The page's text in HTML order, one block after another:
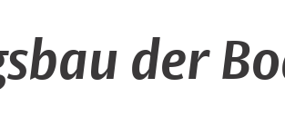
der